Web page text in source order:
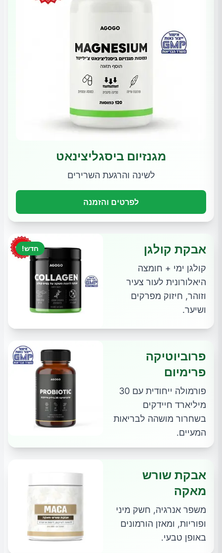
מגנזיום ביסגליצינאט
לשינה והרגעת השרירים
לפרטים והזמנה
חדש! אבקת קולגן
קולגן ימי + חומצה
היאלורונית לעור צעיר
וזוהר, חיזוק מפרקים
ושיער.
פרוביוטיקה
פרימיום
פורמולה ייחודית עם 30
מיליארד חיידקים
בשחרור מושהה לבריאות
המעיים.
אבקת שורש
מאקה
משפר אנרגיה, חשק מיני
ופוריות, ומאזן הורמונים
באופן טבעי.